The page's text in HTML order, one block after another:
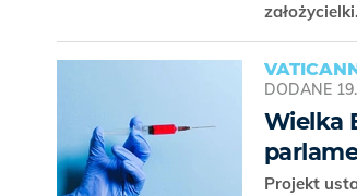
DODANE
Wielka
Projekt